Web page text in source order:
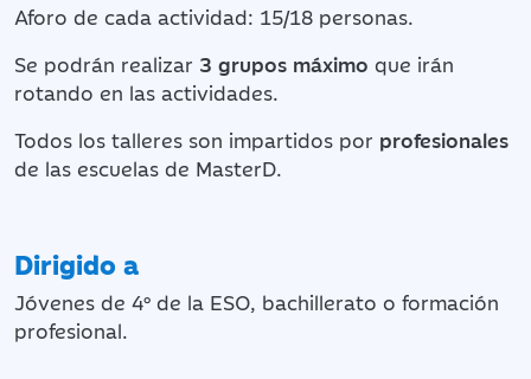
Aforo de cada actividad: 15/18 personas.
Se podrán realizar 3 grupos máximo que irán
rotando en las actividades.
Todos los talleres son impartidos por profesionales
de las escuelas de MasterD.
Dirigido a
Jóvenes de 4º de la ESO, bachillerato o formación
profesional.